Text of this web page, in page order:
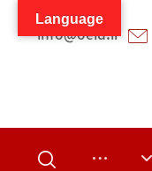
info@oeid.ir
Language